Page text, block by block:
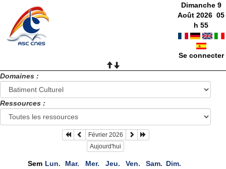
Dimanche 9
Août 2026 05
h55
Se connecter
Domaines :
Ressources :
Février 2026
Aujourd'hui
Sem Lun. Mar. Mer. Jeu. Ven. Sam. Dim.